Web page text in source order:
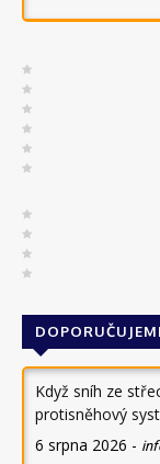
Když sníh ze
protisněhový
6 srpna 2026 -